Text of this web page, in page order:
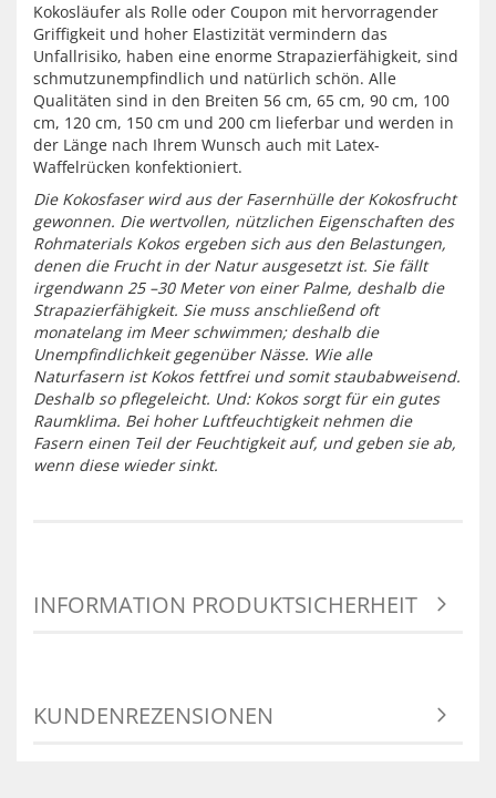
Kokosläufer als Rolle oder Coupon mit hervorragender
Griffigkeit und hoher Elastizität vermindern das
Unfallrisiko, haben eine enorme Strapazierfähigkeit, sind
schmutzunempfindlich und natürlich schön. Alle
Qualitäten sind in den Breiten 56 cm, 65 cm, 90 cm, 100
cm, 120 cm, 150 cm und 200 cm lieferbar und werden in
der Länge nach Ihrem Wunsch auch mit Latex-
Waffelrücken konfektioniert.
Die Kokosfaser wird aus der Fasernhülle der Kokosfrucht
gewonnen. Die wertvollen, nützlichen Eigenschaften des
Rohmaterials Kokos ergeben sich aus den Belastungen,
denen die Frucht in der Natur ausgesetzt ist. Sie fällt
irgendwann 25 –30 Meter von einer Palme, deshalb die
Strapazierfähigkeit. Sie muss anschließend oft
monatelang im Meer schwimmen; deshalb die
Unempfindlichkeit gegenüber Nässe. Wie alle
Naturfasern ist Kokos fettfrei und somit staubabweisend.
Deshalb so pflegeleicht. Und: Kokos sorgt für ein gutes
Raumklima. Bei hoher Luftfeuchtigkeit nehmen die
Fasern einen Teil der Feuchtigkeit auf, und geben sie ab,
wenn diese wieder sinkt.
INFORMATION PRODUKTSICHERHEIT
KUNDENREZENSIONEN